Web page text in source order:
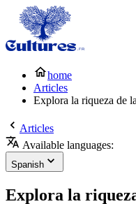
home
Articles
Explora la riqueza de
Articles
Available languages:
Spanish
Explora la